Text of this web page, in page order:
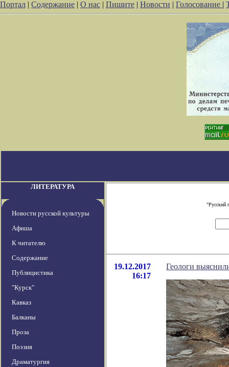
Портал | Содержание | О нас | Пишите | Новости | Голосование |
ЛИТЕРАТУРА
Новости русской культуры
Афиша
К читателю
Содержание
Публицистика
"Курск"
Кавказ
Балканы
Проза
Поэзия
Драматургия
"Русский
19.12.2017
16:17
Геологи